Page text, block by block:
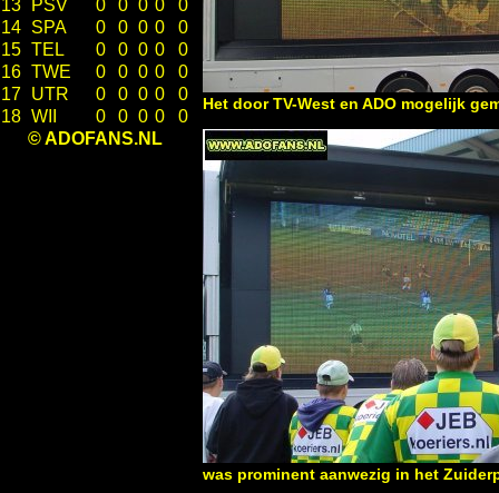
13
PSV 0 0 0 0
0
14 SPA 0 0 0 0
0
15 TEL 0 0 0 0
0
16 TWE 0 0 0 0
0
17 UTR 0 0 0 0
0
18 WII 0 0 0 0
0
© ADOFANS.NL
Het door TV-West en ADO mogelijk
was prominent aanwezig in het